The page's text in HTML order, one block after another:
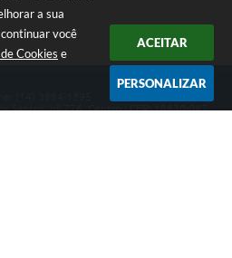
a sua
você
Cookies e
ACEITAR
PERSONALIZAR
Santos, nº 776, Centro | CEP: 18630-047